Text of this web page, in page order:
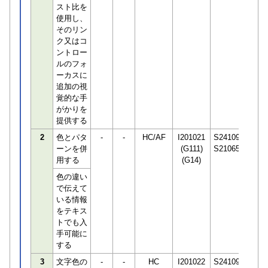
スト比を
使用し、
そのリン
ク又はコ
ントロー
ルのフォ
ーカスに
追加の視
覚的な手
がかりを
提供する
2
色とパタ
ーンを併
用する
- - HC/AF
I201021
(G111)
(G14)
S241093
S210657
色の違い
で伝えて
いる情報
をテキス
トでも入
手可能に
する
3
文字色の - - HC I201022 S241092